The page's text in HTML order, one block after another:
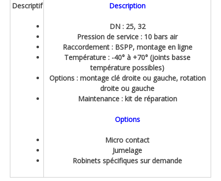
Descriptif
Description
DN : 25, 32
Pression de service : 10 bars air
Raccordement : BSPP, montage en ligne
Température : -40° à +70° (joints basse
température possibles)
Options : montage clé droite ou gauche, rotation
droite ou gauche
Maintenance : kit de réparation
Options
Micro contact
Jumelage
Robinets spécifiques sur demande